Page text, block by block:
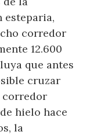
esteparia,
corredor
12.600
que antes
cruzar
corredor
hielo hace
la